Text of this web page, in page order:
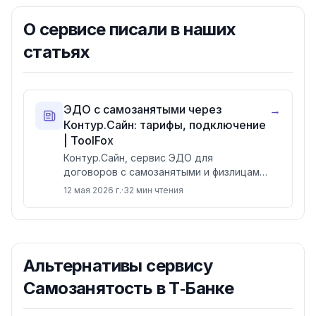
О сервисе писали в наших
статьях
ЭДО с самозанятыми через
Контур.Сайн: тарифы, подключение
| ToolFox
Контур.Сайн, сервис ЭДО для
договоров с самозанятыми и физлицами
через SMS-подпись. Тарифы 2026 от 3
экономией 1,9 млн ₽/год.
12 мая 2026 г.·32 мин чтения
→
Альтернативы сервису
Самозанятость в Т‑Банке